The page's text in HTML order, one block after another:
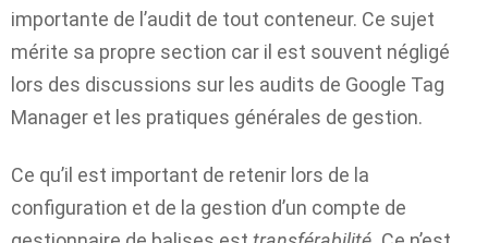
importante de l’audit de tout conteneur. Ce sujet
mérite sa propre section car il est souvent négligé
lors des discussions sur les audits de Google Tag
Manager et les pratiques générales de gestion.
Ce qu’il est important de retenir lors de la
configuration et de la gestion d’un compte de